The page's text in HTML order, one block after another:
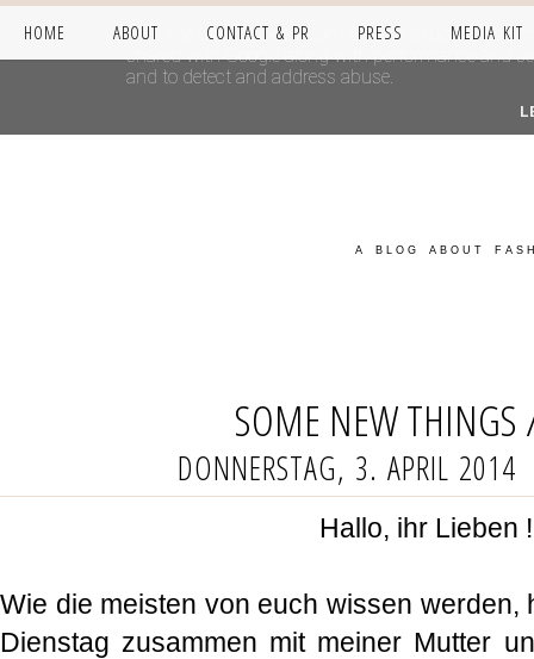
HOME ABOUT CONTACT & PR PRESS MEDIA KIT
A BLOG ABOUT
SOME NEW THINGS
DONNERSTAG, 3. APRIL 2014
Hallo, ihr Lieben
Wie die meisten von euch wissen werden,
Dienstag zusammen mit meiner Mutter
This site uses cookies from Google to deliver its
shared with Google along with performance and
and to detect and address abuse.